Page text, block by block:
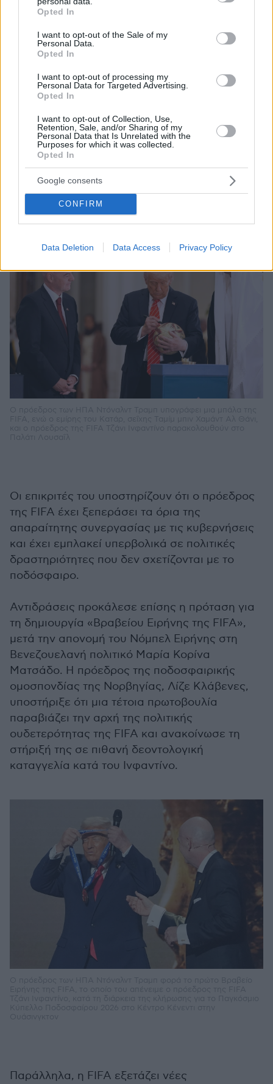
grant or deny consent to Google and its third-party tags to
use your data for below specified purposes in below Google
consent section.
Opted In
I want to opt-out of the Sale of my
Personal Data.
Opted In
I want to opt-out of processing my
Personal Data for Targeted Advertising.
Opted In
I want to opt-out of Collection, Use,
Retention, Sale, and/or Sharing of my
Personal Data that Is Unrelated with the
Purposes for which it was collected.
Opted In
Google consents
CONFIRM
Data Deletion Data Access Privacy Policy
Οι επικρίσεις για πολιτική εμπλοκή
έχει περάσει απαρατήρητη εντός της
παγκόσμιας ποδοσφαιρικής κοινότητας. Κατά
τη διάρκεια συνεδρίασης της FIFA στην
Παραγουάη το 2025, Ευρωπαίοι αξιωματούχοι
αποχώρησαν από τη διαδικασία
διαμαρτυρόμενοι για την απουσία του
προέδρου, ο οποίος συνόδευε τον Τραμπ σε
περιοδεία στις χώρες του Περσικού Κόλπου.
Οι επικριτές του υποστηρίζουν ότι ο πρόεδρος
της FIFA έχει ξεπεράσει τα όρια της
απαραίτητης συνεργασίας με τις κυβερνήσεις
και έχει εμπλακεί υπερβολικά σε πολιτικές
δραστηριότητες που δεν σχετίζονται με το
ποδόσφαιρο.
Αντιδράσεις προκάλεσε επίσης η πρόταση για
τη δημιουργία «Βραβείου Ειρήνης της FIFA»,
μετά την απονομή του Νόμπελ Ειρήνης στη
Βενεζουελανή πολιτικό Μαρία Κορίνα
Ματσάδο. Η πρόεδρος της ποδοσφαιρικής
ομοσπονδίας της Νορβηγίας, Λίζε Κλάβενες,
υποστήριξε ότι μια τέτοια πρωτοβουλία
παραβιάζει την αρχή της πολιτικής
ουδετερότητας της FIFA και ανακοίνωσε τη
στήριξή της σε πιθανή δεοντολογική
καταγγελία κατά του Ινφαντίνο.
Παράλληλα, η FIFA εξετάζει νέες